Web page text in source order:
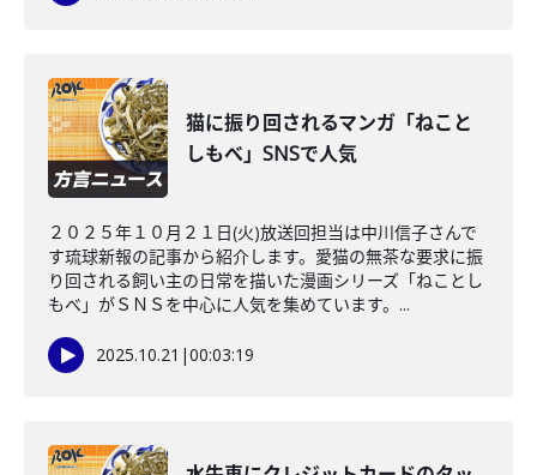
猫に振り回されるマンガ「ねこと
しもべ」SNSで人気
２０２５年１０月２１日(火)放送回担当は中川信子さんで
す琉球新報の記事から紹介します。愛猫の無茶な要求に振
り回される飼い主の日常を描いた漫画シリーズ「ねことし
もべ」がＳＮＳを中心に人気を集めています。...
2025.10.21 |00:03:19